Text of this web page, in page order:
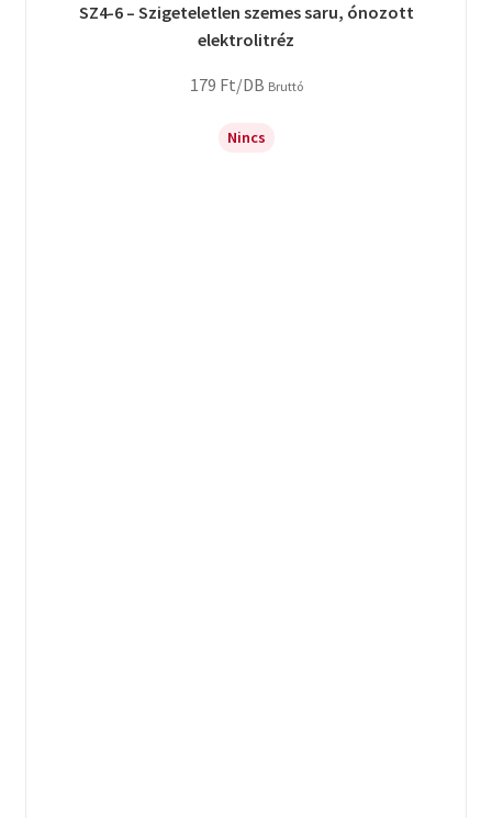
SZ4-6 – Szigeteletlen szemes saru, ónozott
elektrolitréz
179 Ft/DB Bruttó
Nincs